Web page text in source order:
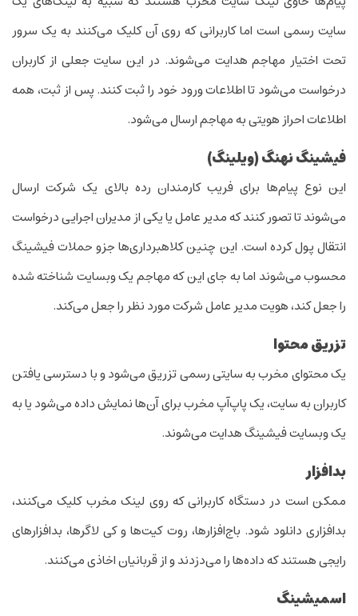
سایت رسمی است اما کاربرانی که روی آن کلیک می‌کنند به یک سرور
تحت اختیار مهاجم هدایت می‌شوند. در این سایت جعلی از کاربران
درخواست می‌شود تا اطلاعات ورود خود را ثبت کنند. پس از ثبت، همه
اطلاعات احراز هویتی به مهاجم ارسال می‌شود.
فیشینگ نهنگ (ویلینگ)
این نوع پیام‌ها برای فریب کارمندان رده بالای یک شرکت ارسال
می‌شوند تا تصور کنند که مدیر عامل یا یکی از مدیران اجرایی درخواست
انتقال پول کرده است. این چنین کلاهبرداری‌ها جزو حملات فیشینگ
محسوب می‌شوند اما به جای این که مهاجم یک وبسایت شناخته شده
را جعل کند، هویت مدیر عامل شرکت مورد نظر را جعل می‌کند.
تزریق محتوا
یک محتوای مخرب به سایتی رسمی تزریق می‌شود و با دسترسی یافتن
کاربران به سایت، یک پاپ‌آپ مخرب برای آن‌ها نمایش داده می‌شود یا به
یک وبسایت فیشینگ هدایت می‌شوند.
بدافزار
ممکن است در دستگاه کاربرانی که روی لینک مخرب کلیک می‌کنند،
بدافزاری دانلود شود. باج‌افزار‌ها، روت کیت‌ها و کی لاگر‌ها، بدافزار‌های
رایجی هستند که داده‌ها را می‌دزدند و از قربانیان اخاذی می‌کنند.
اسمیشینگ